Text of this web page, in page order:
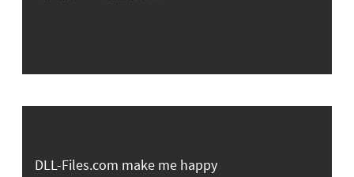
DLL-Files.com make me happy